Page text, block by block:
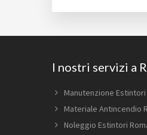
I nostri servizi a
Manutenzione Estintori
Materiale Antincendio
Noleggio Estintori